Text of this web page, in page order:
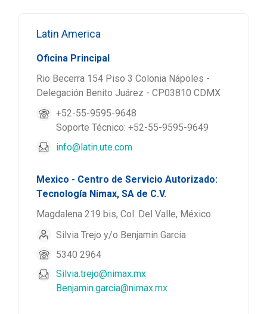
Latin America
Oficina Principal
Rio Becerra 154 Piso 3 Colonia Nápoles -
Delegación Benito Juárez - CP03810 CDMX
+52-55-9595-9648
Soporte Técnico: +52-55-9595-9649
info@latin.ute.com
Mexico - Centro de Servicio Autorizado:
Tecnología Nimax, SA de C.V.
Magdalena 219 bis, Col. Del Valle, México
Silvia Trejo y/o Benjamin Garcia
5340 2964
Silvia.trejo@nimax.mx
Benjamin.garcia@nimax.mx